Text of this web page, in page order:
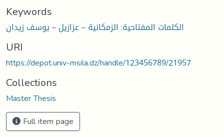
Keywords
الكلمات المفتاحية: الزمكانية – عزازيل – يوسف زيدان
URI
https://depot.univ-msila.dz/handle/123456789/21957
Collections
Master Thesis
Full item page